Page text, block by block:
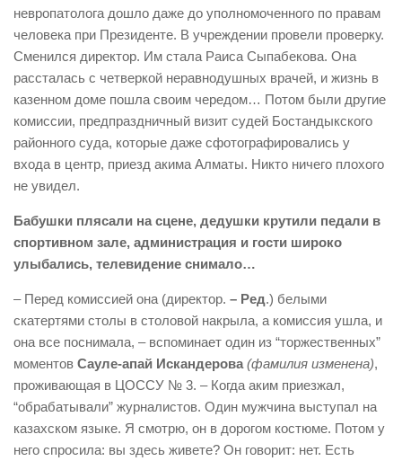
невропатолога дошло даже до уполномоченного по правам
человека при Президенте. В учреждении провели проверку.
Сменился директор. Им стала Раиса Сыпабекова. Она
рассталась с четверкой неравнодушных врачей, и жизнь в
казенном доме пошла своим чередом… Потом были другие
комиссии, предпраздничный визит судей Бостандыкского
районного суда, которые даже сфотографировались у
входа в центр, приезд акима Алматы. Никто ничего плохого
не увидел.
Бабушки плясали на сцене, дедушки крутили педали в
спортивном зале, администрация и гости широко
улыбались, телевидение снимало…
– Перед комиссией она (директор. – Ред.) белыми
скатертями столы в столовой накрыла, а комиссия ушла, и
она все поснимала, – вспоминает один из “торжественных”
моментов Сауле-апай Искандерова (фамилия изменена),
проживающая в ЦОССУ № 3. – Когда аким приезжал,
“обрабатывали” журналистов. Один мужчина выступал на
казахском языке. Я смотрю, он в дорогом костюме. Потом у
него спросила: вы здесь живете? Он говорит: нет. Есть